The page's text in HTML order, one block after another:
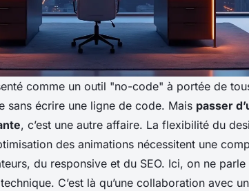
comme un outil "no-code" à portée de
sans écrire une ligne de code. Mais passer
, c’est une autre affaire. La flexibilité du
des animations nécessitent une
du responsive et du SEO. Ici, on ne
C’est là qu’une collaboration avec